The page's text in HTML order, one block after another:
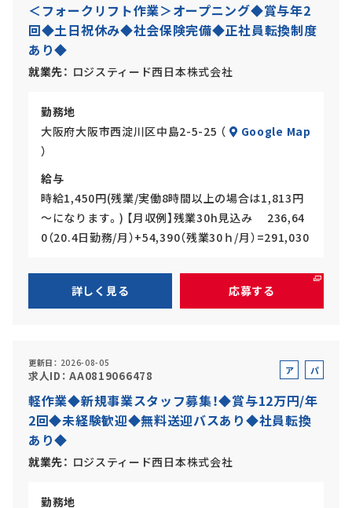
バ
イ
ト
＜フォークリフト作業＞オープニング◆賞与年2
回◆土日祝休み◆社会保険完備◆正社員転換制度
あり◆
就業先 ロジスティード西日本株式会社
勤務地
大阪府大阪市西淀川区中島2-5-25 （
Google Map
）
給与
時給1,450円(残業/実働8時間以上の場合は1,813円
～になります。) 【月収例】残業30h見込み 236,64
0（20.4日勤務/月）+54,390（残業30ｈ/月）=291,030
詳しく見る 応募する
更新日 2026-08-05
求人ID AA0819066478
ア
バ
イ
パ
ト
軽作業◆新規事業スタッフ募集！◆賞与12万円/年
2回◆未経験歓迎◆無料送迎バスあり◆社員転換
あり◆
就業先 ロジスティード西日本株式会社
勤務地